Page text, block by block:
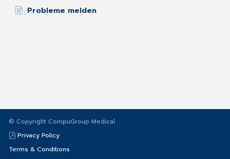
Probleme melden
© Copyright CompuGroup Medical
Privacy Policy
Terms & Conditions